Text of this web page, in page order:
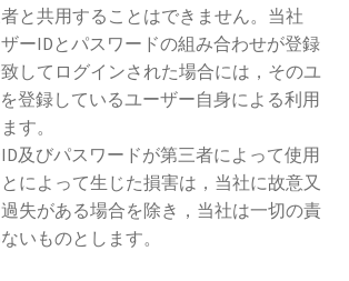
と共用することはできません。当社
ーIDとパスワードの組み合わせが登録
してログインされた場合には，そのユ
登録しているユーザー自身による利用
す。
及びパスワードが第三者によって使用
によって生じた損害は，当社に故意又
失がある場合を除き，当社は一切の責
いものとします。